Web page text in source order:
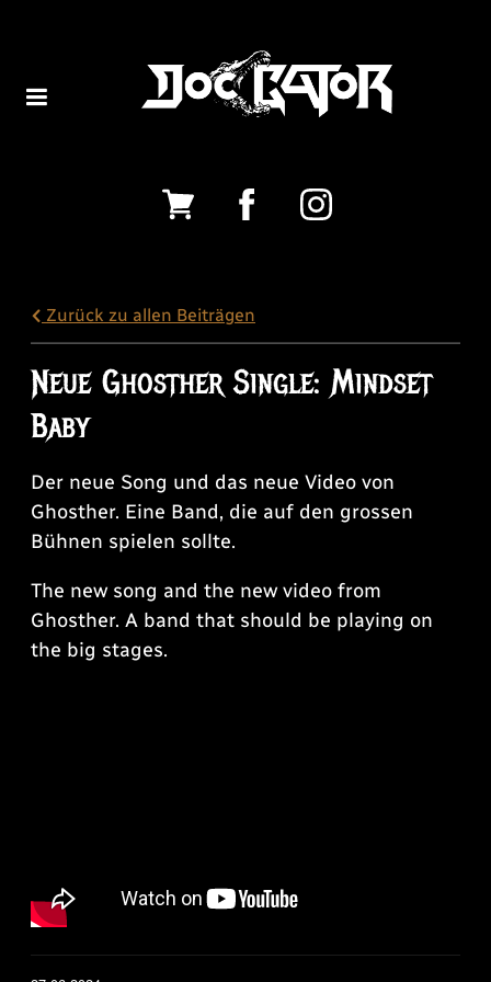
Zurück zu allen Beiträgen
Neue Ghosther Single: Mindset
Baby
Der neue Song und das neue Video von
Ghosther. Eine Band, die auf den grossen
Bühnen spielen sollte.
The new song and the new video from
Ghosther. A band that should be playing on
the big stages.